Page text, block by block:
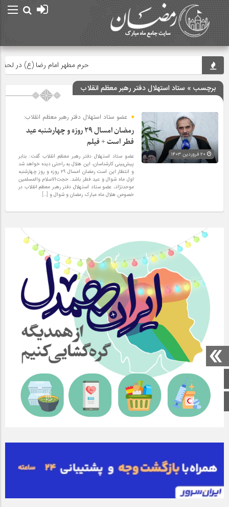
صفحه اصلی
اینستاگرام
حرم مطهر امام رضا (ع) در لحظه
برچسب » ستاد استهلال دفتر رهبر معظم انقلاب
عضو ستاد استهلال دفتر رهبر معظم انقلاب:
رمضان امسال ۲۹ روزه و چهارشنبه عید
فطر است + فیلم
عضو ستاد استهلال دفتر رهبر معظم انقلاب گفت: بنابر
پیش‌بینی کارشناسان، این هلال به راحتی دیده خواهد شد
و انتظار این است رمضان امسال ۲۹ روزه و روز چهارشنبه
اول ماه شوال و عید فطر باشد. حجت‌الاسلام والمسلمین
موحدنژاد، عضو ستاد استهلال دفتر رهبر معظم انقلاب در
خصوص هلال ماه مبارک رمضان و شوال و […]